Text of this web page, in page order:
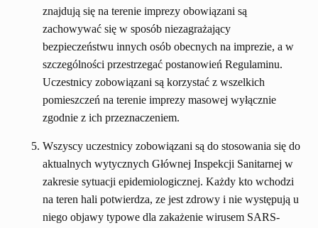
znajdują się na terenie imprezy obowiązani są
zachowywać się w sposób niezagrażający
bezpieczeństwu innych osób obecnych na imprezie, a w
szczególności przestrzegać postanowień Regulaminu.
Uczestnicy zobowiązani są korzystać z wszelkich
pomieszczeń na terenie imprezy masowej wyłącznie
zgodnie z ich przeznaczeniem.
Wszyscy uczestnicy zobowiązani są do stosowania się do
aktualnych wytycznych Głównej Inspekcji Sanitarnej w
zakresie sytuacji epidemiologicznej. Każdy kto wchodzi
na teren hali potwierdza, ze jest zdrowy i nie występują u
niego objawy typowe dla zakażenie wirusem SARS-